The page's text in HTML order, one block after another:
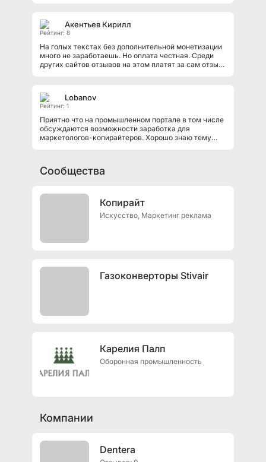
Акентьев Кирилл
Рейтинг: 8
На голых текстах без дополнительной монетизации
много не заработаешь. Но оплата честная. Среди
других сайтов отзывов на этом платят за сам отзыв
Lobanov
Рейтинг: 1
Приятно что на промышленном портале в том числе
обсуждаются возможности заработка для
маркетологов-копирайтеров. Хорошо знаю тему
Cообщества
Копирайт
Искусство, Маркетинг реклама
Газоконверторы Stivair
Карелия Палп
Оборонная промышленность
Компании
Dentera